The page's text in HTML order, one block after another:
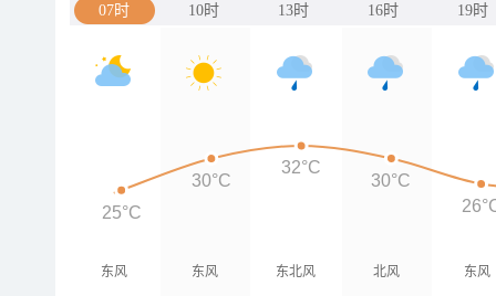
07时 10时 13时 16时 19时
东风 东风 东北风 北风 东风
25°C
30°C
32°C
30°C